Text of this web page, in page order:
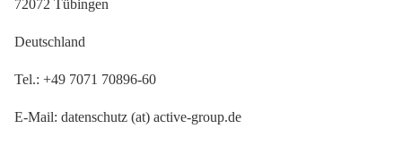
72072 Tübingen
Deutschland
Tel.: +49 7071 70896-60
E-Mail: datenschutz (at) active-group.de